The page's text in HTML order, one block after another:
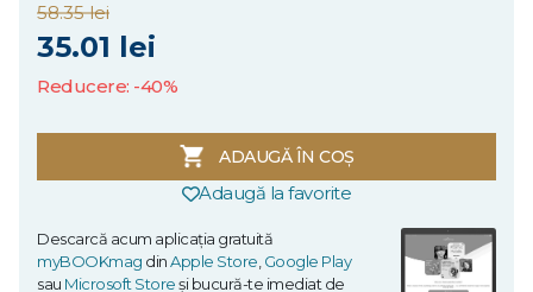
58.35 lei
35.01 lei
Reducere: -40%
ADAUGĂ ÎN COȘ
Adaugă la favorite
Descarcă acum aplicația gratuită
myBOOKmag dinApple Store,Google Play
sau Microsoft Storeși bucură-te imediat de